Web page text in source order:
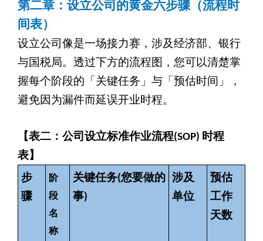
第二章：设立公司的黄金六步骤（流程时
间表）
设立公司像是一场接力赛，涉及经济部、银行
与国税局。透过下方的流程图，您可以清楚掌
握每个阶段的「关键任务」与「预估时间」，
避免因为漏件而延误开业时程。
【表二：公司设立标准作业流程(SOP) 时程
表】
步
骤
阶
段
名
称
关键任务(您要做的
事)
涉及
单位
预估
工作
天数